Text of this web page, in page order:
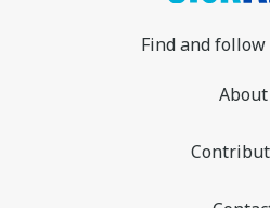
Find and
About